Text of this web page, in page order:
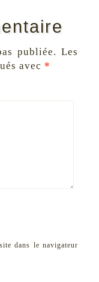
publiée. Les
avec *
dans le navigateur